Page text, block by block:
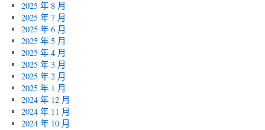
2025 年 8 月
2025 年 7 月
2025 年 6 月
2025 年 5 月
2025 年 4 月
2025 年 3 月
2025 年 2 月
2025 年 1 月
2024 年 12 月
2024 年 11 月
2024 年 10 月